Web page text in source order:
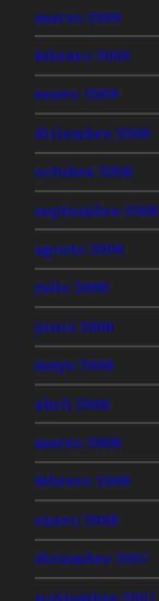
marzo 2009
febrero 2009
enero 2009
diciembre 2008
octubre 2008
septiembre 2008
agosto 2008
julio 2008
junio 2008
mayo 2008
abril 2008
marzo 2008
febrero 2008
enero 2008
diciembre 2007